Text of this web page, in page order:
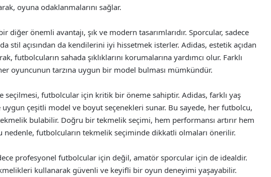
oyuna odaklanmalarını sağlar.
önemli avantajı, şık ve modern tasarımlarıdır. Sporcular, sadece
stil açısından da kendilerini iyi hissetmek isterler. Adidas, estetik açıdan
futbolcuların sahada şıklıklarını korumalarına yardımcı olur. Farklı
oyuncunun tarzına uygun bir model bulması mümkündür.
seçilmesi, futbolcular için kritik bir öneme sahiptir. Adidas, farklı yaş
çeşitli model ve boyut seçenekleri sunar. Bu sayede, her futbolcu,
bulabilir. Doğru bir tekmelik seçimi, hem performansı artırır hem
nedenle, futbolcuların tekmelik seçiminde dikkatli olmaları önerilir.
profesyonel futbolcular için değil, amatör sporcular için de idealdir.
kullanarak güvenli ve keyifli bir oyun deneyimi yaşayabilir.